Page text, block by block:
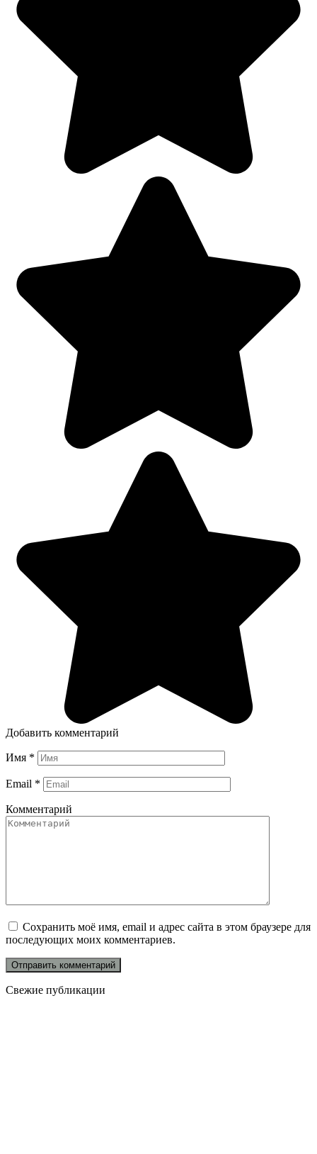
Добавить комментарий
Имя *
Email *
Комментарий
Сохранить моё имя, email и адрес сайта в этом браузере для
последующих моих комментариев.
Свежие публикации